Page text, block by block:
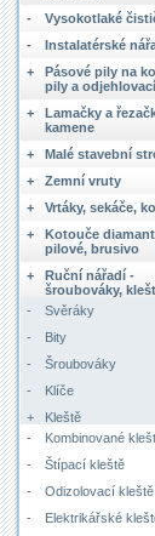
-
Vysokotlaké
-
Instalatérské
+
Pásové pily na
pily a
+
Lamačky a
kamene
+
Malé stavební
+
Zemní vruty
+
Vrtáky, sekáče,
+
Kotouče
pilové, brusivo
+
Ruční nářadí -
šroubováky,
-
Svěráky
-
Bity
-
Šroubováky
-
Klíče
+
Kleště
-
Kombinované
-
Štípací kleště
-
Odizolovací kleště
-
Elektrikářské